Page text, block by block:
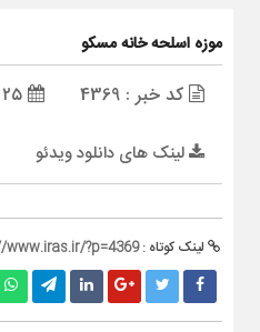
موزه اسلحه خانه مسکو
کد خبر : 4369
لینک های دانلود ویدئو
لینک کوتاه :?p=4369